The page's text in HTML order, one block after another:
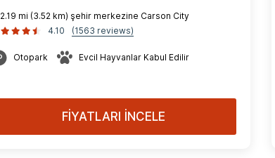
2.19 mi (3.52 km) şehir merkezine Carson City
4.10
(1563 reviews)
Otopark Evcil Hayvanlar Kabul Edilir
FİYATLARI İNCELE